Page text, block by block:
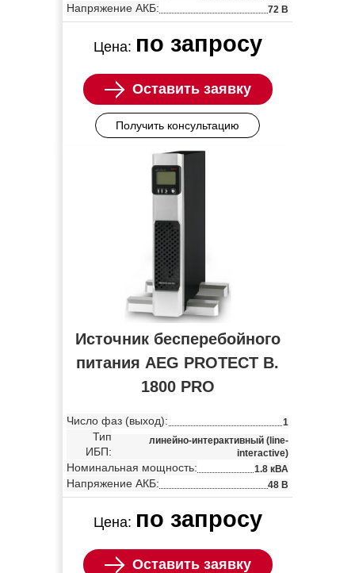
Напряжение АКБ: 72 В
Цена: по запросу
Оставить заявку
Получить консультацию
Источник бесперебойного
питания AEG PROTECT B.
1800 PRO
Число фаз (выход): 1
Тип
ИБП:
линейно-интерактивный (line-
interactive)
Номинальная мощность: 1.8 кВА
Напряжение АКБ: 48 В
Цена: по запросу
Оставить заявку